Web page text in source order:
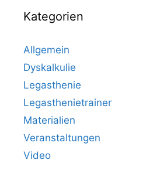
Kategorien
Allgemein
Dyskalkulie
Legasthenie
Legasthenietrainer
Materialien
Veranstaltungen
Video